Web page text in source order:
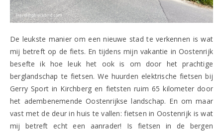
De leukste manier om een nieuwe stad te verkennen is wat
mij betreft op de fiets. En tijdens mijn vakantie in Oostenrijk
besefte ik hoe leuk het ook is om door het prachtige
berglandschap te fietsen. We huurden elektrische fietsen bij
Gerry Sport in Kirchberg en fietsten ruim 65 kilometer door
het adembenemende Oostenrijkse landschap. En om maar
vast met de deur in huis te vallen: fietsen in Oostenrijk is wat
mij betreft echt een aanrader! Is fietsen in de bergen